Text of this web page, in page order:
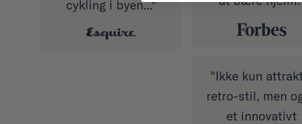
cykling i byen..."
"Ikke kun
retro-stil, men
et innovativt